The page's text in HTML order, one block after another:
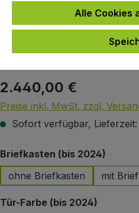
Regulärer Preis:
2.440,00 €
Preise inkl. MwSt. zzgl.
Sofort verfügbar, Lieferzeit:
Briefkasten (bis 2024)
ohne Briefkasten
mit
Tür-Farbe (bis 2024)
Alle Cookies